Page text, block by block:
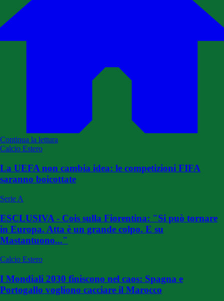
Continua la lettura
Calcio Estero
La UEFA non cambia idea: le competizioni FIFA
saranno boicottate
Serie A
ESCLUSIVA - Cois sulla Fiorentina: "Si può tornare
in Europa. Atta è un grande colpo. E su
Mastantuono..."
Calcio Estero
I Mondiali 2030 finiscono nel caos: Spagna e
Portogallo vogliono cacciare il Marocco